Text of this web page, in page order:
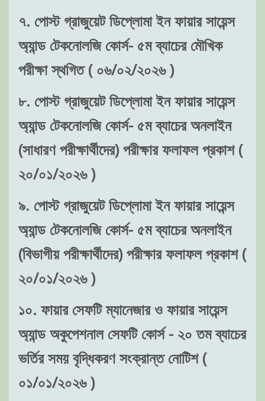
৭. পোস্ট গ্রাজুয়েট ডিপ্লোমা ইন ফায়ার সায়েন্স
অ্যান্ড টেকনোলজি কোর্স- ৫ম ব্যাচের মৌখিক
পরীক্ষা স্থগিত ( ০৬/০২/২০২৬ )
৮. পোস্ট গ্রাজুয়েট ডিপ্লোমা ইন ফায়ার সায়েন্স
অ্যান্ড টেকনোলজি কোর্স- ৫ম ব্যাচের অনলাইন
(সাধারণ পরীক্ষার্থীদের) পরীক্ষার ফলাফল প্রকাশ (
২০/০১/২০২৬ )
৯. পোস্ট গ্রাজুয়েট ডিপ্লোমা ইন ফায়ার সায়েন্স
অ্যান্ড টেকনোলজি কোর্স- ৫ম ব্যাচের অনলাইন
(বিভাগীয় পরীক্ষার্থীদের) পরীক্ষার ফলাফল প্রকাশ (
২০/০১/২০২৬ )
১০. ফায়ার সেফটি ম্যানেজার ও ফায়ার সায়েন্স
অ্যান্ড অকুপেশনাল সেফটি কোর্স - ২০ তম ব্যাচের
ভর্তির সময় বৃদ্ধিকরণ সংক্রান্ত নোটিশ (
০১/০১/২০২৬ )